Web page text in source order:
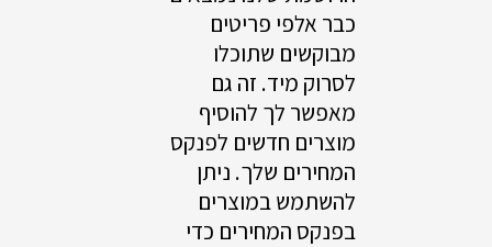
כבר אלפי פריטים
מבוקשים שתוכלו
לסרוק מיד. זה גם
מאפשר לך להוסיף
מוצרים חדשים לפנקס
המחירים שלך. ניתן
להשתמש במוצרים
בפנקס המחירים כדי